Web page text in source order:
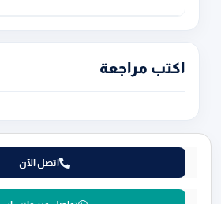
اكتب مراجعة
اتصل الآن